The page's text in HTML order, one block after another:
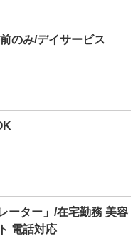
のみ/デイサービス
ーター」/在宅勤務 美容
電話対応